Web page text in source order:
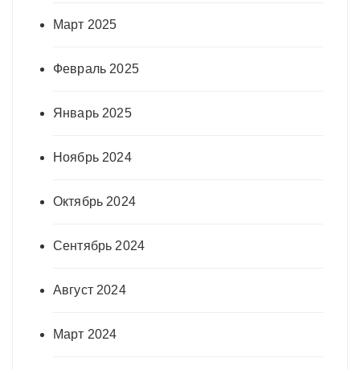
Март 2025
Февраль 2025
Январь 2025
Ноябрь 2024
Октябрь 2024
Сентябрь 2024
Август 2024
Март 2024